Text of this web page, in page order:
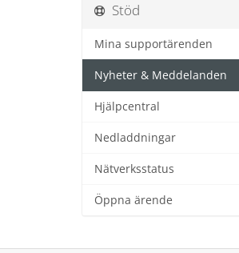
Stöd
Mina supportärenden
Nyheter & Meddelanden
Hjälpcentral
Nedladdningar
Nätverksstatus
Öppna ärende